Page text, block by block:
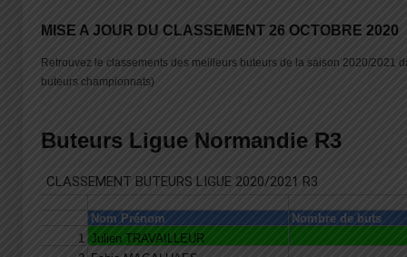
MISE A JOUR DU CLASSEMENT 26 OCTOBRE 2020
Retrouvez le classements des meilleurs buteurs de la saison 2020/2021
buteurs championnats)
Buteurs Ligue Normandie R3